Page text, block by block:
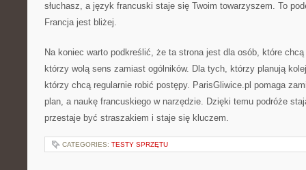
słuchasz, a język francuski staje się Twoim towarzyszem. To
Francja jest bliżej.
Na koniec warto podkreślić, że ta strona jest dla osób, które
którzy wolą sens zamiast ogólników. Dla tych, którzy planują
którzy chcą regularnie robić postępy. ParisGliwice.pl pomaga
plan, a naukę francuskiego w narzędzie. Dzięki temu podróże
przestaje być straszakiem i staje się kluczem.
CATEGORIES: TESTY SPRZĘTU